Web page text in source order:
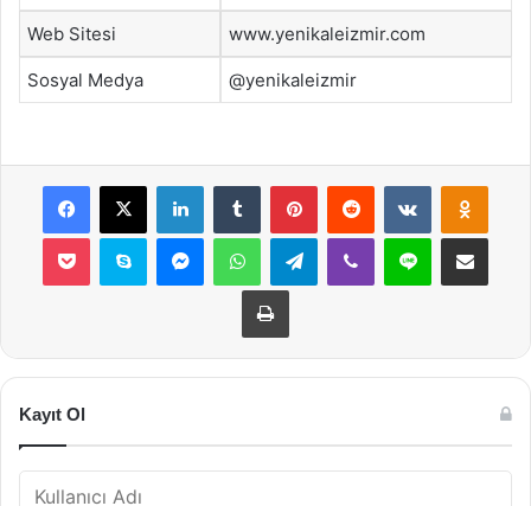
Web Sitesi www.yenikaleizmir.com
Sosyal Medya @yenikaleizmir
Facebook
X LinkedInTumblr PinterestReddit VKontakte
Pocket Skype MessengerWhatsAppTelegramViber Line E-Posta ile
Yazdır
Kayıt Ol